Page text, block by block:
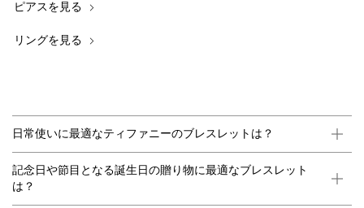
ピアスを見る
リングを見る
日常使いに最適なティファニーのブレスレットは？
記念日や節目となる誕生日の贈り物に最適なブレスレット
は？